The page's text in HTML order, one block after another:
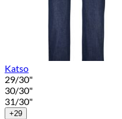
Katso
29/30"
30/30"
31/30"
+29